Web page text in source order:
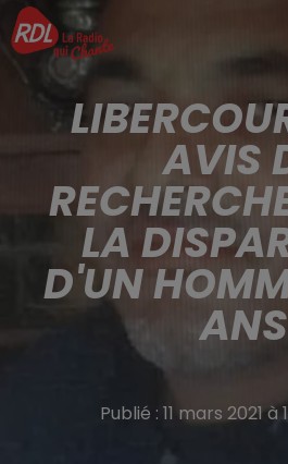
AVIS
LA
D'UN
ANS
Publié : 11 mars 2021 à